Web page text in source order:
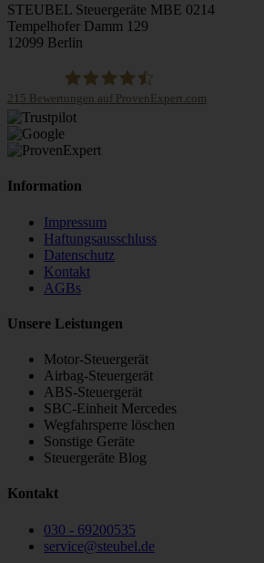
STEUBEL Steuergeräte MBE 0214
Tempelhofer Damm 129
12099 Berlin
STEUBEL Steuergeräte Annahme
215 Bewertungen auf ProvenExpert.com
Information
Impressum
Haftungsausschluss
Datenschutz
Kontakt
AGBs
Unsere Leistungen
Motor-Steuergerät
Airbag-Steuergerät
ABS-Steuergerät
SBC-Einheit Mercedes
Wegfahrsperre löschen
Sonstige Geräte
Steuergeräte Blog
Kontakt
030 - 69200535
service@steubel.de